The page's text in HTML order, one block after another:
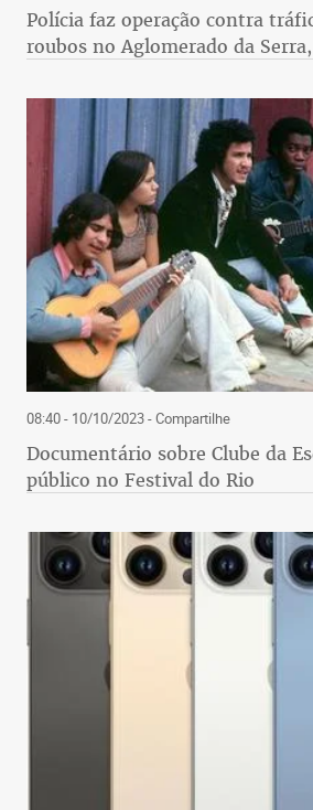
Polícia faz operação contra
roubos no Aglomerado da
08:40 - 10/10/2023- Compartilhe
Documentário sobre Clube da
público no Festival do Rio